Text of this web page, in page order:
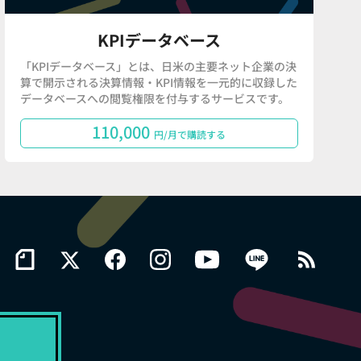
KPIデータベース
「KPIデータベース」とは、日米の主要ネット企業の決
算で開示される決算情報・KPI情報を一元的に収録した
データベースへの閲覧権限を付与するサービスです。
110,000 円/月で購読する